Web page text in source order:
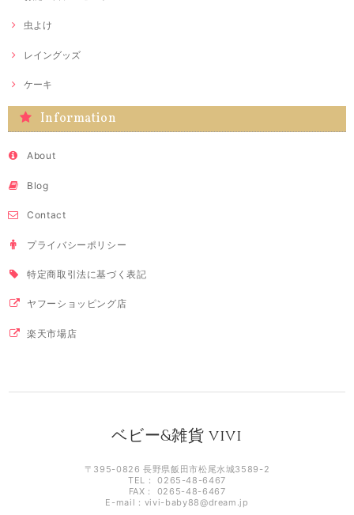
虫よけ
レイングッズ
ケーキ
Information
About
Blog
Contact
プライバシーポリシー
特定商取引法に基づく表記
ヤフーショッピング店
楽天市場店
ベビー&雑貨 vivi
〒395-0826 長野県飯田市松尾水城3589-2
TEL： 0265-48-6467
FAX： 0265-48-6467
E-mail： vivi-baby88@dream.jp